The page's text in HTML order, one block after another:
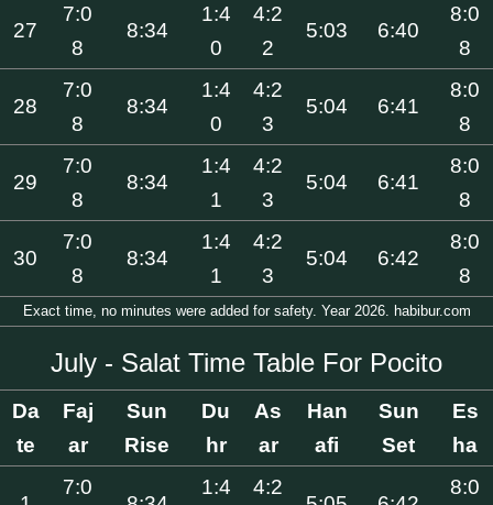
27
7:0
8
8:34
1:4
0
4:2
2
5:03 6:40
8:0
8
28
7:0
8
8:34
1:4
0
4:2
3
5:04 6:41
8:0
8
29
7:0
8
8:34
1:4
1
4:2
3
5:04 6:41
8:0
8
30
7:0
8
8:34
1:4
1
4:2
3
5:04 6:42
8:0
8
Exact time, no minutes were added for safety. Year 2026. habibur.com
July - Salat Time Table For Pocito
Da
te
Faj
ar
Sun
Rise
Du
hr
As
ar
Han
afi
Sun
Set
Es
ha
7:0
1:4
4:2
8:0